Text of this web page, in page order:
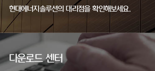
현대에너지솔루션의 대리점을 확인해보세요.
다운로드 센터